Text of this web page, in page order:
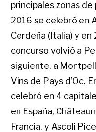
principales zonas
2016 se celebró en
Cerdeña (Italia) y en
concurso volvió a
siguiente, a
Vins de Pays d’Oc.
celebró en 4
en España,
Francia, y Ascoli